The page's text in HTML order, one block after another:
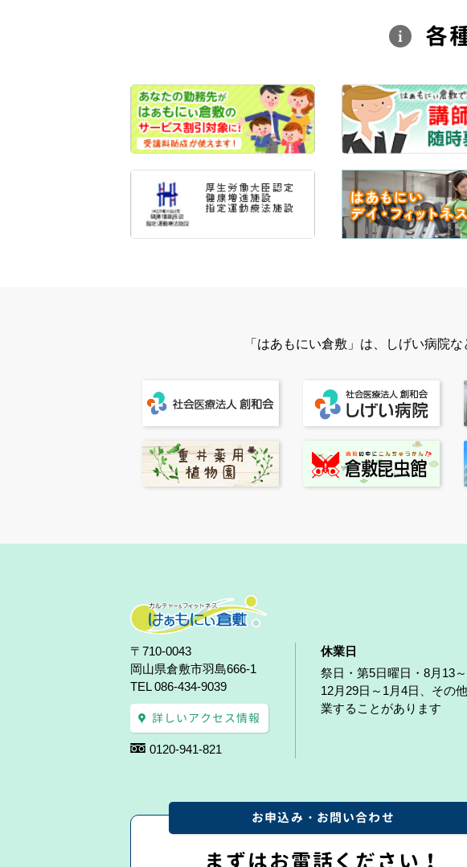
各
「はあもにい倉敷」は、しげい病院
〒710-0043
岡山県倉敷市羽島666-1
TEL 086-434-9039
詳しいアクセス情報
0120-941-821
休業日
祭日・第5日曜日・8月13～
12月29日～1月4日、その
業することがあります
お申込み・お問い合わせ
まずはお電話ください！